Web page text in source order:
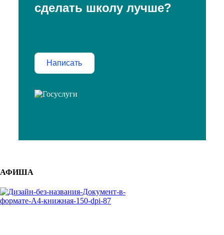
сделать школу лучше?
Написать
АФИША